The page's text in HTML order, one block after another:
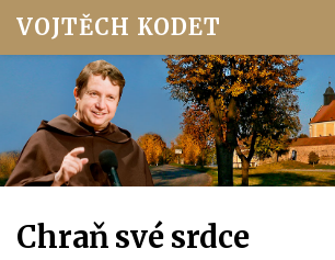
VOJTĚCH KODET
Chraň své srdce